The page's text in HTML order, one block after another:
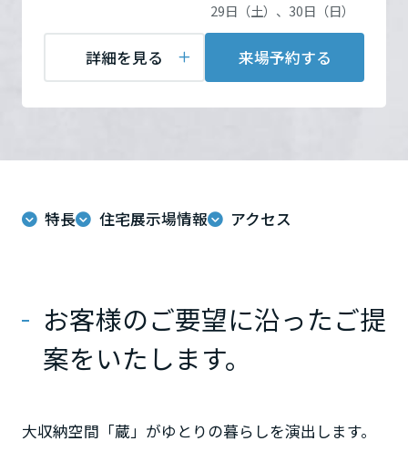
ミサワアイデンティティ
29日（土）、30日（日）
詳細を見る 来場予約する
特長 住宅展示場情報 アクセス
お客様のご要望に沿ったご提
案をいたします。
大収納空間「蔵」がゆとりの暮らしを演出します。
千葉県
東京都
甲信越・北陸
新潟県
山梨県